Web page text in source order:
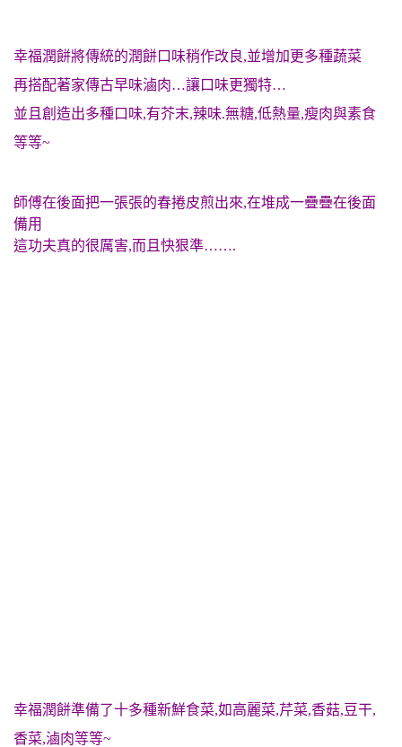
幸福潤餅將傳統的潤餅口味稍作改良,並增加更多種蔬菜
再搭配著家傳古早味滷肉…讓口味更獨特…
並且創造出多種口味,有芥末,辣味.無糖,低熱量,瘦肉與素食
等等~
師傅在後面把一張張的春捲皮煎出來,在堆成一疊疊在後面
備用
這功夫真的很厲害,而且快狠準…….
幸福潤餅準備了十多種新鮮食菜,如高麗菜,芹菜,香菇,豆干,
香菜,滷肉等等~